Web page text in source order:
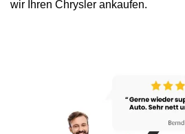
wir Ihren Chrysler ankaufen.